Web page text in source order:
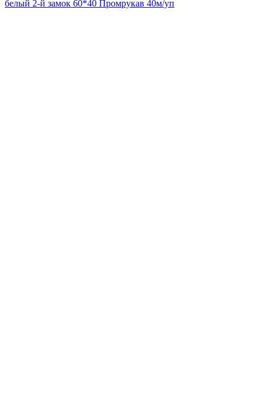
белый 2-й замок 60*40 Промрукав 40м/уп